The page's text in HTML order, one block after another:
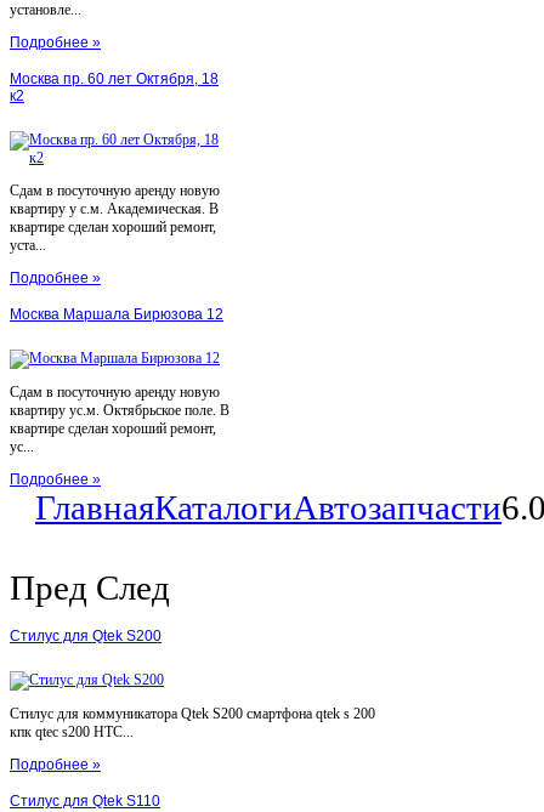
установле...
Подробнее »
Москва пр. 60 лет Октября, 18
к2
Сдам в посуточную аренду новую
квартиру у с.м. Академическая. В
квартире сделан хороший ремонт,
уста...
Подробнее »
Москва Маршала Бирюзова 12
Сдам в посуточную аренду новую
квартиру ус.м. Октябрьское поле. В
квартире сделан хороший ремонт,
ус...
Подробнее »
ГлавнаяКаталогиАвтозапчасти
Пред След
Стилус для Qtek S200
Стилус для коммуникатора Qtek S200 смартфона qtek s 200
кпк qtec s200 HTC...
Подробнее »
Стилус для Qtek S110